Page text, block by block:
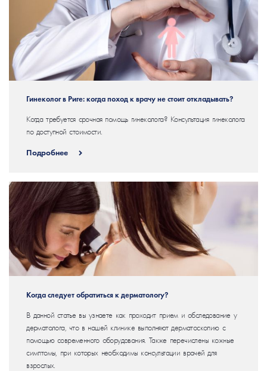
Гинеколог в Риге: когда поход к врачу не стоит откладывать?
Когда требуется срочная помощь гинеколога? Консультация гинеколога
по доступной стоимости.
Подробнее
Когда следует обратиться к дерматологу?
В данной статье вы узнаете как проходит прием и обследование у
дерматолога, что в нашей клинике выполняют дерматоскопию с
помощью современного оборудования. Также перечислены кожные
симптомы, при которых необходимы консультации врачей для
взрослых.